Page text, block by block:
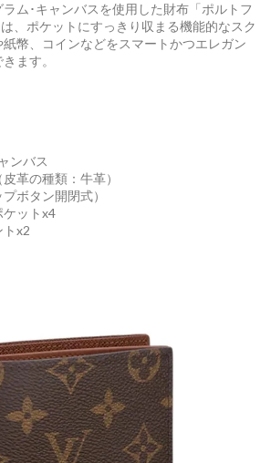
ム･キャンバスを使用した財布「ポルトフ
、ポケットにすっきり収まる機能的なスク
幣、コインなどをスマートかつエレガン
ます。
ンバス
革の種類：牛革）
ボタン開閉式）
ケットx4
トx2